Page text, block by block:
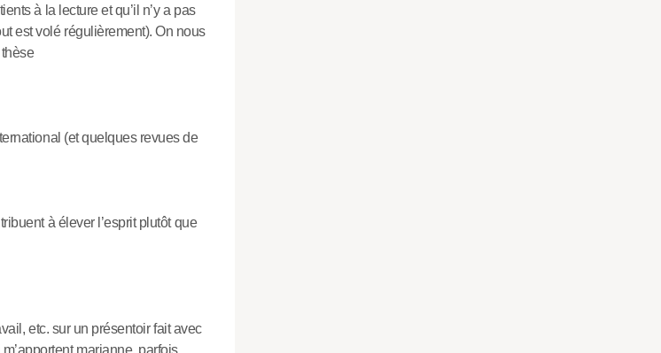
à la lecture et qu’il n’y a pas
est volé régulièrement). On nous
(et quelques revues de
à élever l’esprit plutôt que
etc. sur un présentoir fait avec
marianne, parfois